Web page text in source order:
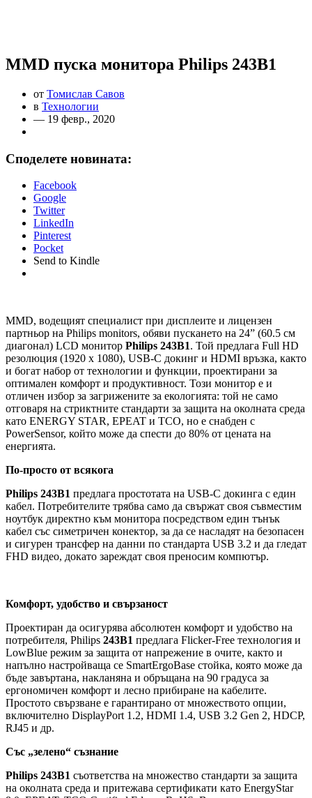
MMD пуска монитора Philips 243B1
от Томислав Савов
в Технологии
— 19 февр., 2020
Споделете новината:
Facebook
Google
Twitter
LinkedIn
Pinterest
Pocket
Send to Kindle
MMD, водещият специалист при дисплеите и лицензен
партньор на Philips monitors, обяви пускането на 24” (60.5 см
диагонал) LCD монитор Philips 243B1. Той предлага Full HD
резолюция (1920 x 1080), USB-C докинг и HDMI връзка, както
и богат набор от технологии и функции, проектирани за
оптимален комфорт и продуктивност. Този монитор е и
отличен избор за загрижените за екологията: той не само
отговаря на стриктните стандарти за защита на околната среда
като ENERGY STAR, EPEAT и TCO, но е снабден с
PowerSensor, който може да спести до 80% от цената на
енергията.
По-просто от всякога
Philips 243B1 предлага простотата на USB-C докинга с един
кабел. Потребителите трябва само да свържат своя съвместим
ноутбук директно към монитора посредством един тънък
кабел със симетричен конектор, за да се насладят на безопасен
и сигурен трансфер на данни по стандарта USB 3.2 и да гледат
FHD видео, докато зареждат своя преносим компютър.
Комфорт, удобство и свързаност
Проектиран да осигурява абсолютен комфорт и удобство на
потребителя, Philips 243B1 предлага Flicker-Free технология и
LowBlue режим за защита от напрежение в очите, както и
напълно настройваща се SmartErgoBase стойка, която може да
бъде завъртана, накланяна и обръщана на 90 градуса за
ергономичен комфорт и лесно прибиране на кабелите.
Простото свързване е гарантирано от множеството опции,
включително DisplayPort 1.2, HDMI 1.4, USB 3.2 Gen 2, HDCP,
RJ45 и др.
Със „зелено“ съзнание
Philips 243B1 съответства на множество стандарти за защита
на околната среда и притежава сертификати като EnergyStar